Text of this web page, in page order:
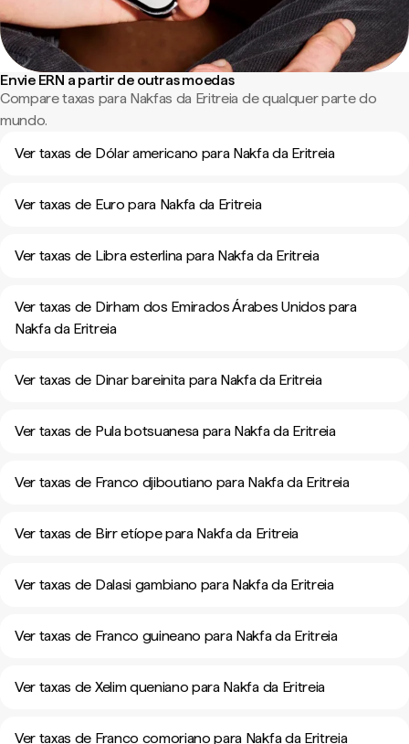
Envie ERN a partir de outras moedas
Compare taxas para Nakfas da Eritreia de qualquer parte do
mundo.
Ver taxas de Dólar americano para Nakfa da Eritreia
Ver taxas de Euro para Nakfa da Eritreia
Ver taxas de Libra esterlina para Nakfa da Eritreia
Ver taxas de Dirham dos Emirados Árabes Unidos para
Nakfa da Eritreia
Ver taxas de Dinar bareinita para Nakfa da Eritreia
Ver taxas de Pula botsuanesa para Nakfa da Eritreia
Ver taxas de Franco djiboutiano para Nakfa da Eritreia
Ver taxas de Birr etíope para Nakfa da Eritreia
Ver taxas de Dalasi gambiano para Nakfa da Eritreia
Ver taxas de Franco guineano para Nakfa da Eritreia
Ver taxas de Xelim queniano para Nakfa da Eritreia
Ver taxas de Franco comoriano para Nakfa da Eritreia